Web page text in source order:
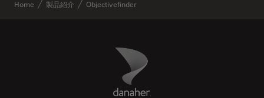
Home 製品紹介 Objectivefinder
Danaher Logo